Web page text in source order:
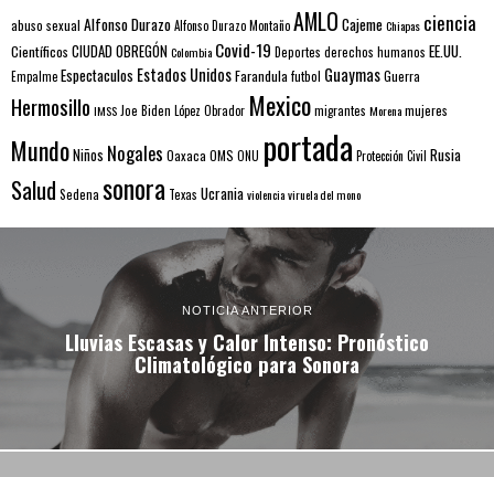
abuso sexual Alfonso DurazoAlfonso Durazo MontañoAMLO CajemeChiapas ciencia
Científicos CIUDAD OBREGÓNColombia Covid-19 Deportes derechos humanos EE.UU.
EmpalmeEspectaculos Estados UnidosFarandula futbol GuaymasGuerra
Hermosillo IMSS Joe Biden López Obrador Mexicomigrantes Morenamujeres
MundoNiños Nogales Oaxaca OMS ONU portada Protección Civil Rusia
Salud Sedena sonora Texas Ucraniaviolenciaviruela del mono
NOTICIA ANTERIOR
Lluvias Escasas y Calor Intenso: Pronóstico
Climatológico para Sonora